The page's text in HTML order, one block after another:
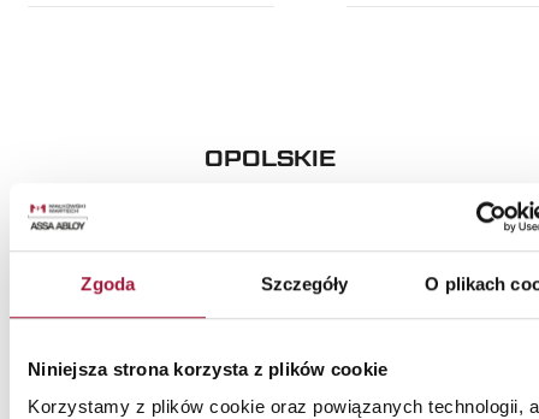
Zgoda Szczegóły O plikach
Niniejsza strona korzysta z plików cookie
Korzystamy z plików cookie oraz powiązanych technologii,
OPOLSKIE
Tesco-Opolanin Opole
Solaris etap
Opole
produkcyjnego
plastikowej
Skarbimierz